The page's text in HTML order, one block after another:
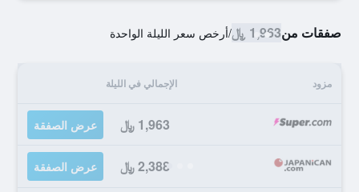
صفقات من1,963 ﷼ /أرخص سعر الليلة الواحدة
مزود الإجمالي في الليلة
1,963 ﷼ عرض الصفقة
2,388 ﷼ عرض الصفقة